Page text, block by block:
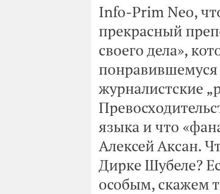
Info-Prim Neo,
прекрасный
своего дела»,
журналистские
языка и что
Алексей Аксан.
Дирке Шубеле?
особым, скажем